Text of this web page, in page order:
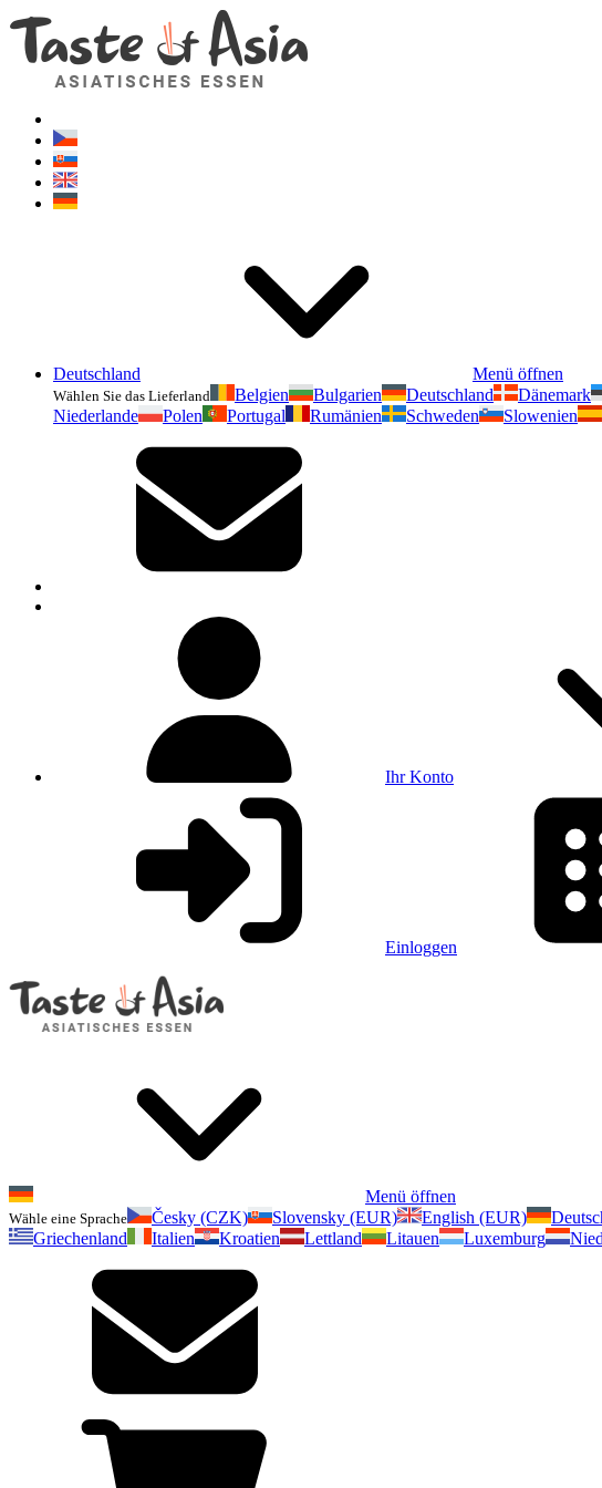
Deutschland Menü öffnen
Wählen Sie das Lieferland Belgien Bulgarien Deutschland Dänemark
Niederlande
Polen Portugal Rumänien Schweden Slowenien
Ihr Konto
Einloggen
Menü öffnen
Wähle eine Sprache Česky (CZK) Slovensky (EUR) English (EUR)
Griechenland
Italien Kroatien Lettland Litauen Luxemburg